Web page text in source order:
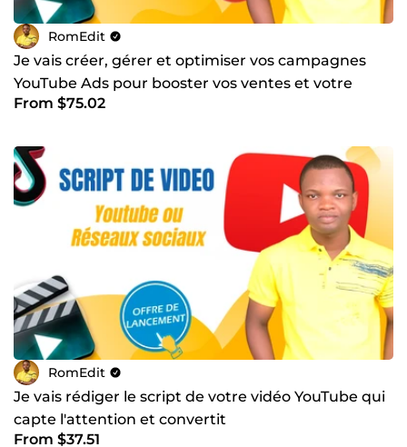
RomEdit
Je vais créer, gérer et optimiser vos campagnes
YouTube Ads pour booster vos ventes et votre
visibilité
From $75.02
RomEdit
Je vais rédiger le script de votre vidéo YouTube qui
capte l'attention et convertit
From $37.51